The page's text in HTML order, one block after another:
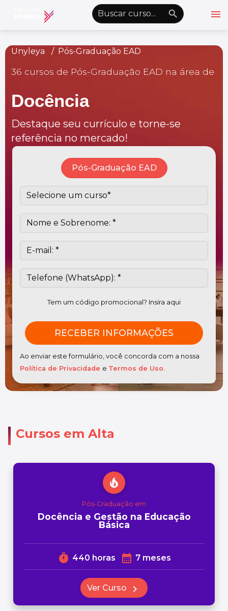
menu
Graduação EAD
Pós-Graduação EAD
Conheça a Unyleyakeyboard_arrow_down
Alianças Acadêmicas
Convênios
keyboard_arrow_down
UnyVantagens
person Área do Aluno schoolQuero ser Aluno
Unyleya Pós-Graduação EAD
36 cursos de Pós-Graduação EAD na área de
Docência
Destaque seu currículo e torne-se
referência no mercado!
Pós-Graduação EAD
Tem um código promocional? Insira aqui
Ao enviar este formulário, você concorda com a nossa
Política de Privacidade e Termos de Uso.
Cursos em Alta
local_fire_department
Pós-Graduação em
Docência e Gestão na Educação
Básica
timer 440 horas calendar_month 7 meses
Ver Curso chevron_right